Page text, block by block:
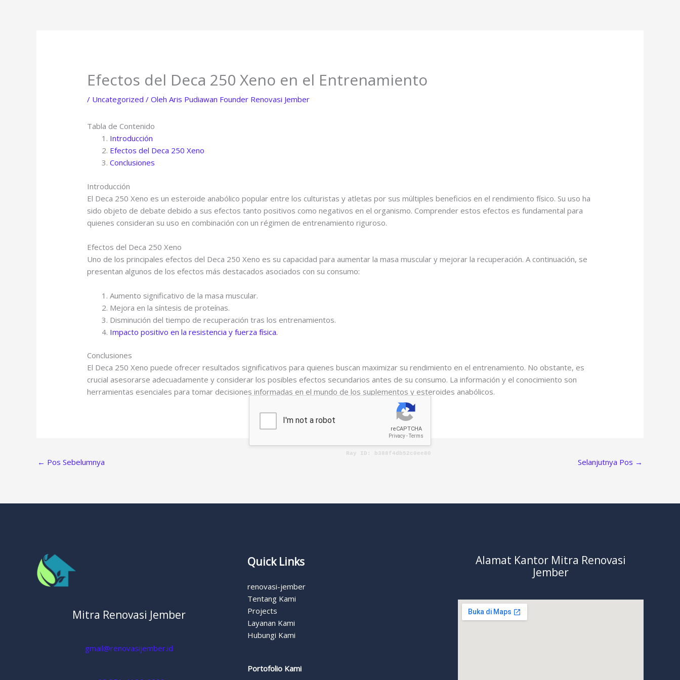
Efectos del Deca 250 Xeno en el Entrenamiento
/ Uncategorized / OlehAris Pudiawan Founder Renovasi Jember
Tabla de Contenido
Introducción
Efectos del Deca 250 Xeno
Conclusiones
Introducción
El Deca 250 Xeno es un esteroide anabólico popular entre los culturistas y atletas por sus múltiples beneficios en el rendimiento físico. Su uso ha
sido objeto de debate debido a sus efectos tanto positivos como negativos en el organismo. Comprender estos efectos es fundamental para
quienes consideran su uso en combinación con un régimen de entrenamiento riguroso.
Efectos del Deca 250 Xeno
Uno de los principales efectos del Deca 250 Xeno es su capacidad para aumentar la masa muscular y mejorar la recuperación. A continuación, se
presentan algunos de los efectos más destacados asociados con su consumo:
Aumento significativo de la masa muscular.
Mejora en la síntesis de proteínas.
Disminución del tiempo de recuperación tras los entrenamientos.
Impacto positivo en la resistencia y fuerza física.
Conclusiones
El Deca 250 Xeno puede ofrecer resultados significativos para quienes buscan maximizar su rendimiento en el entrenamiento. No obstante, es
crucial asesorarse adecuadamente y considerar los posibles efectos secundarios antes de su consumo. La información y el conocimiento son
herramientas esenciales para tomar decisiones informadas en el mundo de los suplementos y esteroides anabólicos.
← Pos Sebelumnya Selanjutnya Pos →
Mitra Renovasi Jember
gmail@renovasijember.id
Quick Links
renovasi-jember
Tentang Kami
Projects
Layanan Kami
Hubungi Kami
Portofolio Kami
Alamat Kantor Mitra Renovasi
Jember